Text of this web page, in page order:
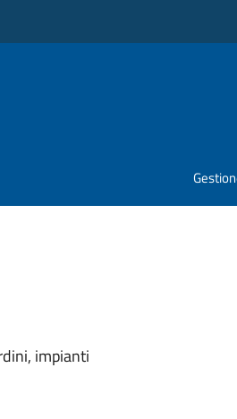
impianti